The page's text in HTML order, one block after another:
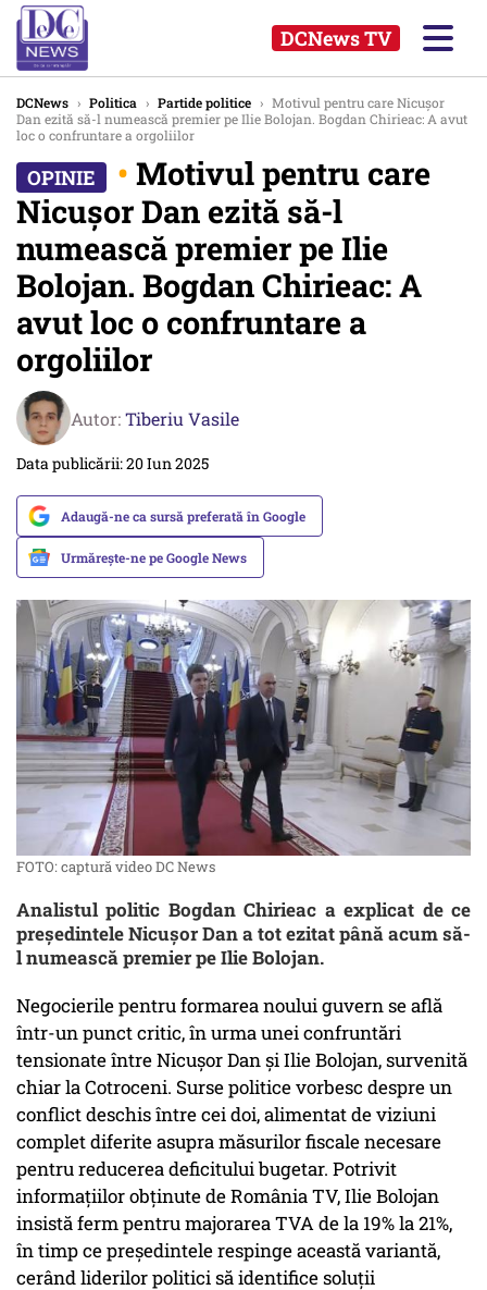
DCNews TV
DCNews › Politica › Partide politice › Motivul pentru care Nicușor
Dan ezită să-l numească premier pe Ilie Bolojan. Bogdan Chirieac: A avut
loc o confruntare a orgoliilor
• Motivul pentru care
Nicușor Dan ezită să-l
numească premier pe Ilie
Bolojan. Bogdan Chirieac: A
avut loc o confruntare a
orgoliilor
Autor:Tiberiu Vasile
Data publicării: 20 Iun 2025
Adaugă-ne ca sursă preferată în Google
Urmărește-ne pe Google News
FOTO: captură video DC News
Analistul politic Bogdan Chirieac a explicat de ce
președintele Nicușor Dan a tot ezitat până acum să-
l numească premier pe Ilie Bolojan.
Negocierile pentru formarea noului guvern se află
într-un punct critic, în urma unei confruntări
tensionate între Nicușor Dan și Ilie Bolojan, survenită
chiar la Cotroceni. Surse politice vorbesc despre un
conflict deschis între cei doi, alimentat de viziuni
complet diferite asupra măsurilor fiscale necesare
pentru reducerea deficitului bugetar. Potrivit
informațiilor obținute de România TV, Ilie Bolojan
insistă ferm pentru majorarea TVA de la 19% la 21%,
în timp ce președintele respinge această variantă,
cerând liderilor politici să identifice soluții